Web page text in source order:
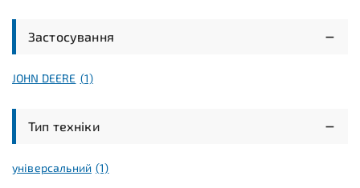
Застосування
JOHN DEERE (1)
Тип техніки
універсальний (1)